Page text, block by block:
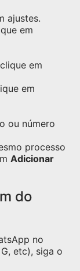
ajustes.
em
em
em
ou número
processo
Adicionar
do
no
etc), siga o